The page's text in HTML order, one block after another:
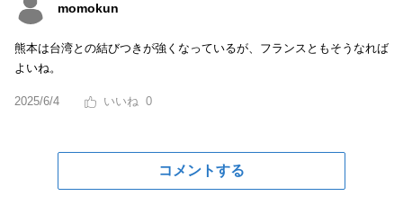
momokun
熊本は台湾との結びつきが強くなっているが、フランスともそうなれば
よいね。
2025/6/4 0
コメントする